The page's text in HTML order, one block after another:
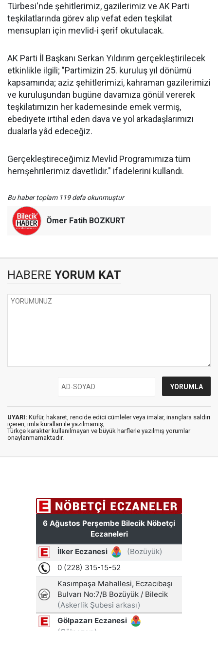
Türbesi'nde şehitlerimiz, gazilerimiz ve AK Parti
teşkilatlarında görev alıp vefat eden teşkilat
mensupları için mevlid-i şerif okutulacak.
AK Parti İl Başkanı Serkan Yıldırım gerçekleştirilecek
etkinlikle ilgili; "Partimizin 25. kuruluş yıl dönümü
kapsamında; aziz şehitlerimizi, kahraman gazilerimizi
ve kuruluşundan bugüne davamıza gönül vererek
teşkilatımızın her kademesinde emek vermiş,
ebediyete irtihal eden dava ve yol arkadaşlarımızı
dualarla yâd edeceğiz.
Gerçekleştireceğimiz Mevlid Programımıza tüm
hemşehrilerimiz davetlidir." ifadelerini kullandı.
Bu haber toplam 119 defa okunmuştur
Ömer Fatih BOZKURT
HABERE YORUM KAT
UYARI: Küfür, hakaret, rencide edici cümleler veya imalar, inançlara saldırı
içeren, imla kuralları ile yazılmamış,
Türkçe karakter kullanılmayan ve büyük harflerle yazılmış yorumlar
onaylanmamaktadır.